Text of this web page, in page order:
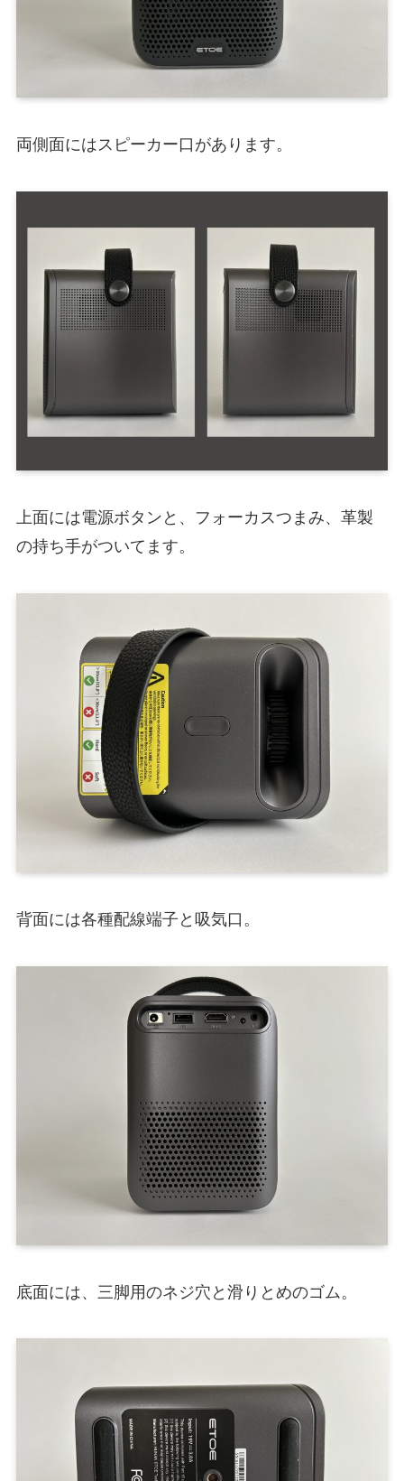
両側面にはスピーカー口があります。
上面には電源ボタンと、フォーカスつまみ、革製
の持ち手がついてます。
背面には各種配線端子と吸気口。
底面には、三脚用のネジ穴と滑りとめのゴム。